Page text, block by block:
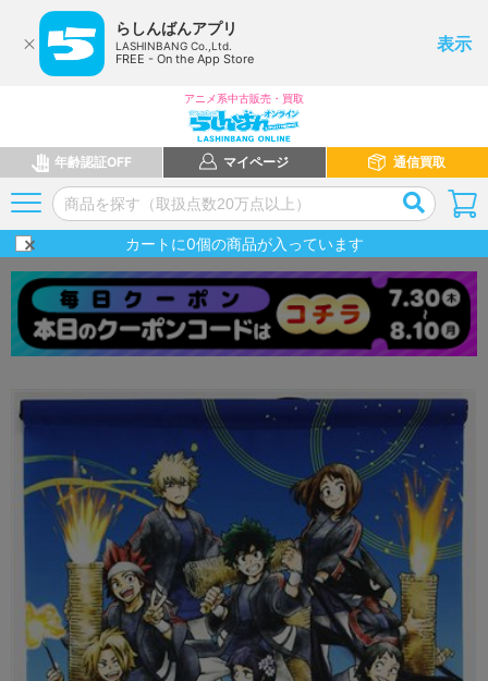
らしんばんアプリ
LASHINBANG Co.,Ltd.
FREE - On the App Store
表示
アニメ系中古販売・買取
年齢認証OFF マイページ 通信買取
カートに0個の商品が入っています